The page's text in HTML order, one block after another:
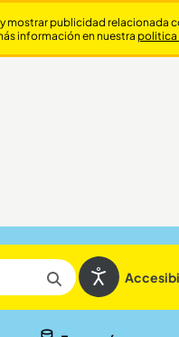
publicidad relacionada
información en nuestra politica